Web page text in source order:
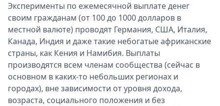
Эксперименты по ежемесячной выплате денег
своим гражданам (от 100 до 1000 долларов в
местной валюте) проводят Германия, США, Италия,
Канада, Индия и даже такие небогатые африканские
страны, как Кения и Намибия. Выплаты
производятся всем членам сообщества (сейчас в
основном в каких-то небольших регионах и
городах), вне зависимости от уровня дохода,
возраста, социального положения и без